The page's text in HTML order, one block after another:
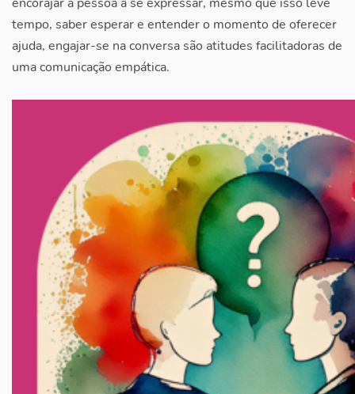
tempo, saber esperar e entender o momento de oferecer
ajuda, engajar-se na conversa são atitudes facilitadoras de
uma comunicação empática.